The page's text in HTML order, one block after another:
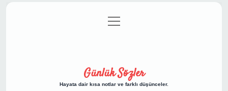
Gizlilik Politikası
menüyü
aç
Günlük Sözler
Hayata dair kısa notlar ve farklı düşünceler.